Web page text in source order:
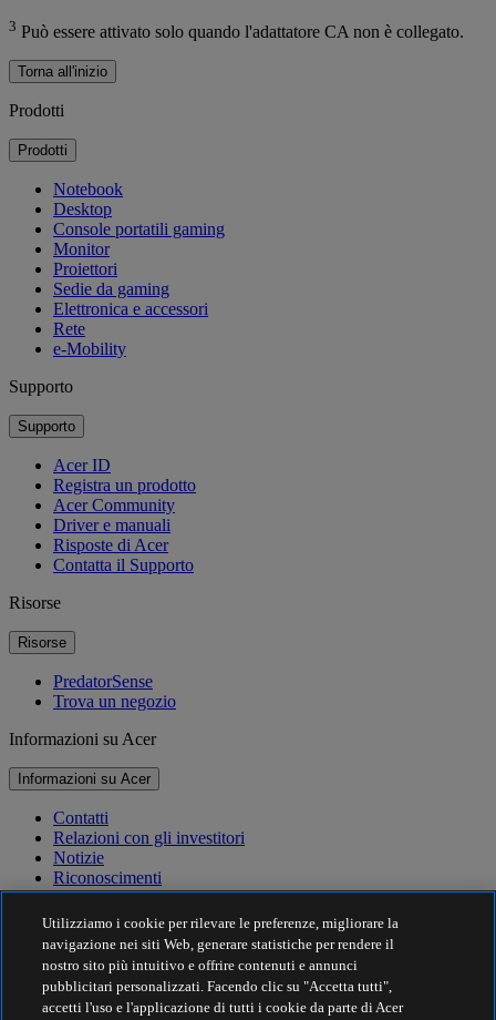
3 Può essere attivato solo quando l'adattatore CA non è collegato.
Torna all'inizio
Prodotti
Prodotti
Notebook
Desktop
Console portatili gaming
Monitor
Proiettori
Sedie da gaming
Elettronica e accessori
Rete
e-Mobility
Supporto
Supporto
Acer ID
Registra un prodotto
Acer Community
Driver e manuali
Risposte di Acer
Contatta il Supporto
Risorse
Risorse
PredatorSense
Trova un negozio
Informazioni su Acer
Informazioni su Acer
Contatti
Relazioni con gli investitori
Notizie
Riconoscimenti
Eventi
Sostenibilità
Sostenibilità
Responsabilità sociale d'impresa
Utilizziamo i cookie per rilevare le preferenze, migliorare la
navigazione nei siti Web, generare statistiche per rendere il
nostro sito più intuitivo e offrire contenuti e annunci
pubblicitari personalizzati. Facendo clic su "Accetta tutti",
accetti l'uso e l'applicazione di tutti i cookie da parte di Acer